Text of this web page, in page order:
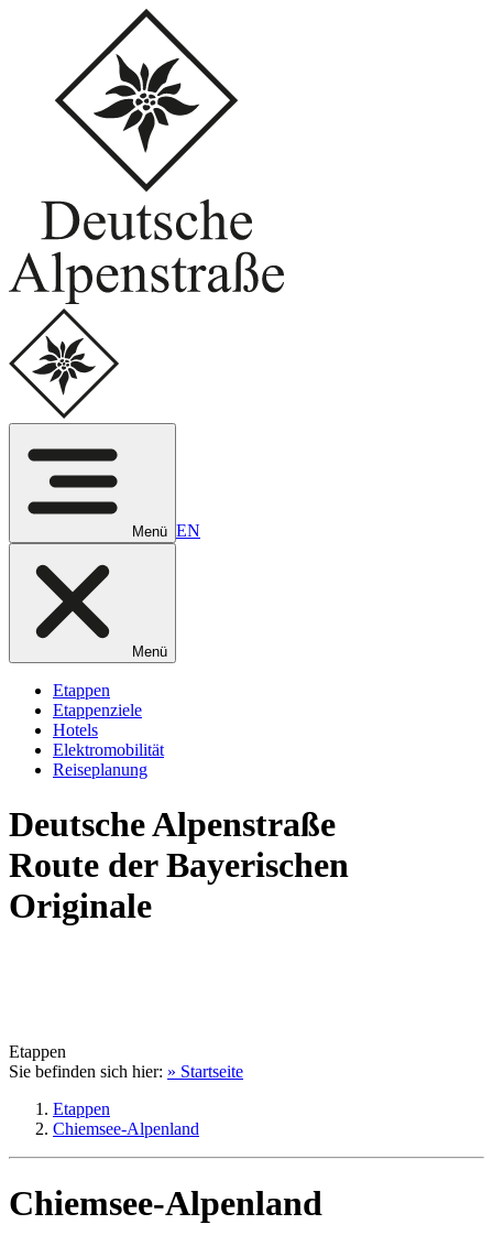
Menü EN
Menü
Etappen
Etappenziele
Hotels
Elektromobilität
Reiseplanung
DeutscheAlpenstraße
Route der Bayerischen
Originale
Etappen
Sie befinden sich hier: » Startseite
Etappen
Chiemsee-Alpenland
Chiemsee-Alpenland